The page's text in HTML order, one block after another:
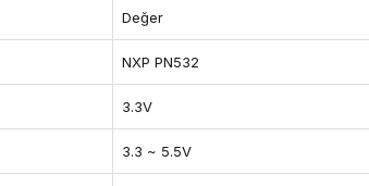
Değer
NXP PN532
3.3V
3.3 ~ 5.5V